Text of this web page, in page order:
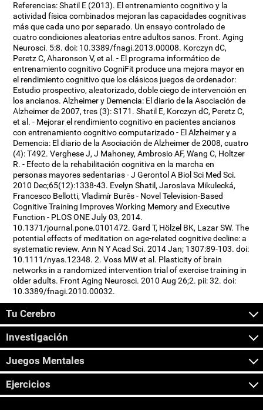
Referencias: Shatil E (2013). El entrenamiento cognitivo y la
actividad física combinados mejoran las capacidades cognitivas
más que cada uno por separado. Un ensayo controlado de
cuatro condiciones aleatorias entre adultos sanos. Front. Aging
Neurosci. 5:8. doi: 10.3389/fnagi.2013.00008. Korczyn dC,
Peretz C, Aharonson V, et al. - El programa informático de
entrenamiento cognitivo CogniFit produce una mejora mayor en
el rendimiento cognitivo que los clásicos juegos de ordenador:
Estudio prospectivo, aleatorizado, doble ciego de intervención en
los ancianos. Alzheimer y Demencia: El diario de la Asociación de
Alzheimer de 2007, tres (3): S171. Shatil E, Korczyn dC, Peretz C,
et al. - Mejorar el rendimiento cognitivo en pacientes ancianos
con entrenamiento cognitivo computarizado - El Alzheimer y a
Demencia: El diario de la Asociación de Alzheimer de 2008, cuatro
(4): T492. Verghese J, J Mahoney, Ambrosio AF, Wang C, Holtzer
R. - Efecto de la rehabilitación cognitiva en la marcha en
personas mayores sedentarias - J Gerontol A Biol Sci Med Sci.
2010 Dec;65(12):1338-43. Evelyn Shatil, Jaroslava Mikulecká,
Francesco Bellotti, Vladimír Burěs - Novel Television-Based
Cognitive Training Improves Working Memory and Executive
Function - PLOS ONE July 03, 2014.
10.1371/journal.pone.0101472. Gard T, Hölzel BK, Lazar SW. The
potential effects of meditation on age-related cognitive decline: a
systematic review. Ann N Y Acad Sci. 2014 Jan; 1307:89-103. doi:
10.1111/nyas.12348. 2. Voss MW et al. Plasticity of brain
networks in a randomized intervention trial of exercise training in
older adults. Front Aging Neurosci. 2010 Aug 26;2. pii: 32. doi:
10.3389/fnagi.2010.00032.
Tu Cerebro
Investigación
Juegos Mentales
Ejercicios